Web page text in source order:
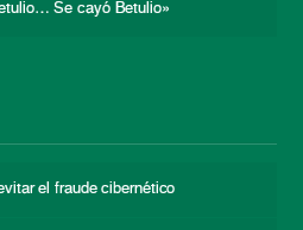
Se cayó Betulio»
el fraude cibernético